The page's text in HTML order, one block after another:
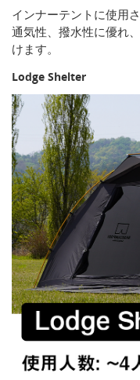
インナーテントに使用
通気性、撥水性に優れ
けます。
Lodge Shelter